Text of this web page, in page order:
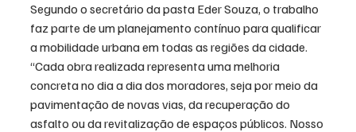
Segundo o secretário da pasta Eder Souza, o trabalho
faz parte de um planejamento contínuo para qualificar
a mobilidade urbana em todas as regiões da cidade.
“Cada obra realizada representa uma melhoria
concreta no dia a dia dos moradores, seja por meio da
pavimentação de novas vias, da recuperação do
asfalto ou da revitalização de espaços públicos. Nosso